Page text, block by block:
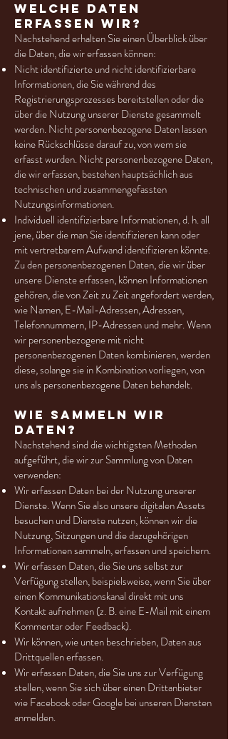
Welche Daten
erfassen wir?
Nachstehend erhalten Sie einen Überblick über
die Daten, die wir erfassen können:
Nicht identifizierte und nicht identifizierbare
Informationen, die Sie während des
Registrierungsprozesses bereitstellen oder die
über die Nutzung unserer Dienste gesammelt
werden. Nicht personenbezogene Daten lassen
keine Rückschlüsse darauf zu, von wem sie
erfasst wurden. Nicht personenbezogene Daten,
die wir erfassen, bestehen hauptsächlich aus
technischen und zusammengefassten
Nutzungsinformationen.
Individuell identifizierbare Informationen, d. h. all
jene, über die man Sie identifizieren kann oder
mit vertretbarem Aufwand identifizieren könnte.
Zu den personenbezogenen Daten, die wir über
unsere Dienste erfassen, können Informationen
gehören, die von Zeit zu Zeit angefordert werden,
wie Namen, E-Mail-Adressen, Adressen,
Telefonnummern, IP-Adressen und mehr. Wenn
wir personenbezogene mit nicht
personenbezogenen Daten kombinieren, werden
diese, solange sie in Kombination vorliegen, von
uns als personenbezogene Daten behandelt.
Wie sammeln wir
Daten?
Nachstehend sind die wichtigsten Methoden
aufgeführt, die wir zur Sammlung von Daten
verwenden:
Wir erfassen Daten bei der Nutzung unserer
Dienste. Wenn Sie also unsere digitalen Assets
besuchen und Dienste nutzen, können wir die
Nutzung, Sitzungen und die dazugehörigen
Informationen sammeln, erfassen und speichern.
Wir erfassen Daten, die Sie uns selbst zur
Verfügung stellen, beispielsweise, wenn Sie über
einen Kommunikationskanal direkt mit uns
Kontakt aufnehmen (z. B. eine E-Mail mit einem
Kommentar oder Feedback).
Wir können, wie unten beschrieben, Daten aus
Drittquellen erfassen.
Wir erfassen Daten, die Sie uns zur Verfügung
stellen, wenn Sie sich über einen Drittanbieter
wie Facebook oder Google bei unseren Diensten
anmelden.